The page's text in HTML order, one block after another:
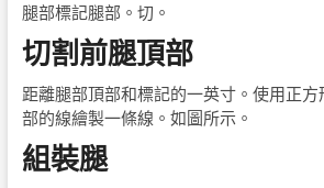
腿部標記腿部。切。
切割前腿頂部
距離腿部頂部和標記的一英寸。使用正
部的線繪製一條線。如圖所示。
組裝腿